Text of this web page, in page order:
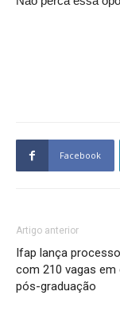
Facebook
Artigo anterior
Ifap lança
com 210 vagas em
pós-graduação